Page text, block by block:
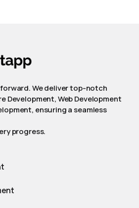
We deliver top-notch
Development, Web Development
ensuring a seamless
progress.